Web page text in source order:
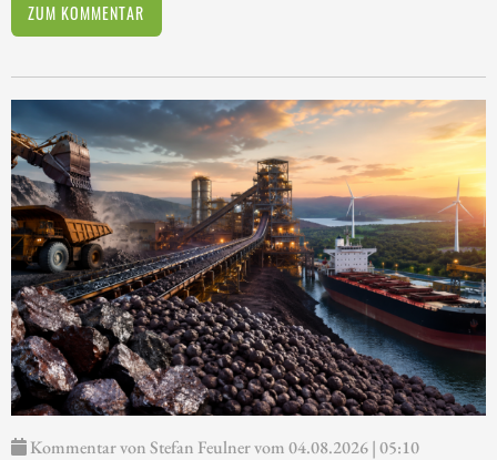
ZUM KOMMENTAR
Kommentar von Stefan Feulner vom 04.08.2026 | 05:10